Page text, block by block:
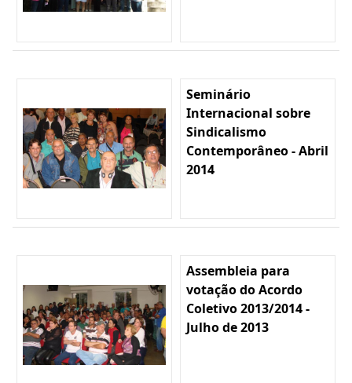
Seminário
Internacional sobre
Sindicalismo
Contemporâneo - Abril
2014
Assembleia para
votação do Acordo
Coletivo 2013/2014 -
Julho de 2013